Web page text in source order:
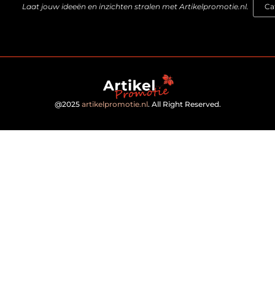
Laat jouw ideeën en inzichten stralen met Artikelpromotie.nl.
@2025 artikelpromotie.nl. All Right Reserved.